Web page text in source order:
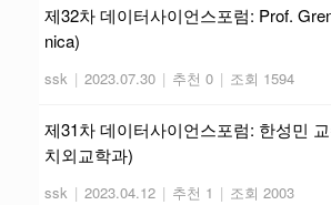
제32차 데이터사이언스포럼: Prof.
nica)
ssk | 2023.07.30 | 추천 0 | 조회 1594
제31차 데이터사이언스포럼: 한성민
치외교학과)
ssk | 2023.04.12 | 추천 1 | 조회 2003